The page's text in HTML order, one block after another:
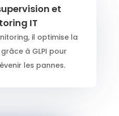
et
IT
il optimise la
à GLPI pour
les pannes.